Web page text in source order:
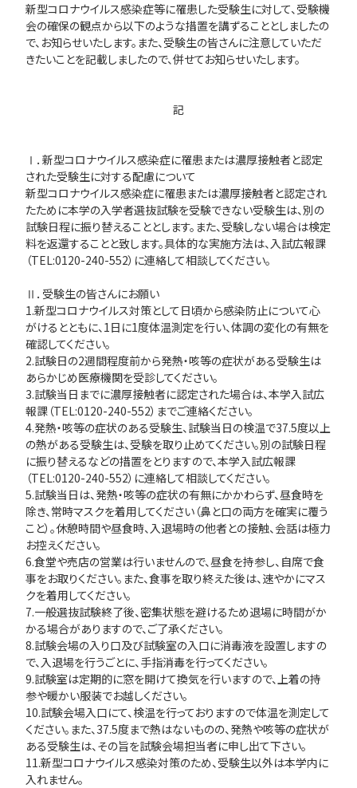
新型コロナウイルス感染症等に罹患した受験生に対して、受験機
会の確保の観点から以下のような措置を講ずることとしましたの
で、お知らせいたします。また、受験生の皆さんに注意していただ
きたいことを記載しましたので、併せてお知らせいたします。
記
Ⅰ．新型コロナウイルス感染症に罹患または濃厚接触者と認定
された受験生に対する配慮について
新型コロナウイルス感染症に罹患または濃厚接触者と認定され
たために本学の入学者選抜試験を受験できない受験生は、別の
試験日程に振り替えることとします。また、受験しない場合は検定
料を返還することと致します。具体的な実施方法は、入試広報課
（TEL:0120-240-552）に連絡して相談してください。
Ⅱ．受験生の皆さんにお願い
1.新型コロナウイルス対策として日頃から感染防止について心
がけるとともに、1日に1度体温測定を行い、体調の変化の有無を
確認してください。
2.試験日の2週間程度前から発熱・咳等の症状がある受験生は
あらかじめ医療機関を受診してください。
3.試験当日までに濃厚接触者に認定された場合は、本学入試広
報課（TEL:0120-240-552）までご連絡ください。
4.発熱・咳等の症状のある受験生、試験当日の検温で37.5度以上
の熱がある受験生は、受験を取り止めてください。別の試験日程
に振り替えるなどの措置をとりますので、本学入試広報課
（TEL:0120-240-552）に連絡して相談してください。
5.試験当日は、発熱・咳等の症状の有無にかかわらず、昼食時を
除き、常時マスクを着用してください（鼻と口の両方を確実に覆う
こと）。休憩時間や昼食時、入退場時の他者との接触、会話は極力
お控えください。
6.食堂や売店の営業は行いませんので、昼食を持参し、自席で食
事をお取りください。また、食事を取り終えた後は、速やかにマス
クを着用してください。
7.一般選抜試験終了後、密集状態を避けるため退場に時間がか
かる場合がありますので、ご了承ください。
8.試験会場の入り口及び試験室の入口に消毒液を設置しますの
で、入退場を行うごとに、手指消毒を行ってください。
9.試験室は定期的に窓を開けて換気を行いますので、上着の持
参や暖かい服装でお越しください。
10.試験会場入口にて、検温を行っておりますので体温を測定して
ください。また、37.5度まで熱はないものの、発熱や咳等の症状が
ある受験生は、その旨を試験会場担当者に申し出て下さい。
11.新型コロナウイルス感染対策のため、受験生以外は本学内に
入れません。